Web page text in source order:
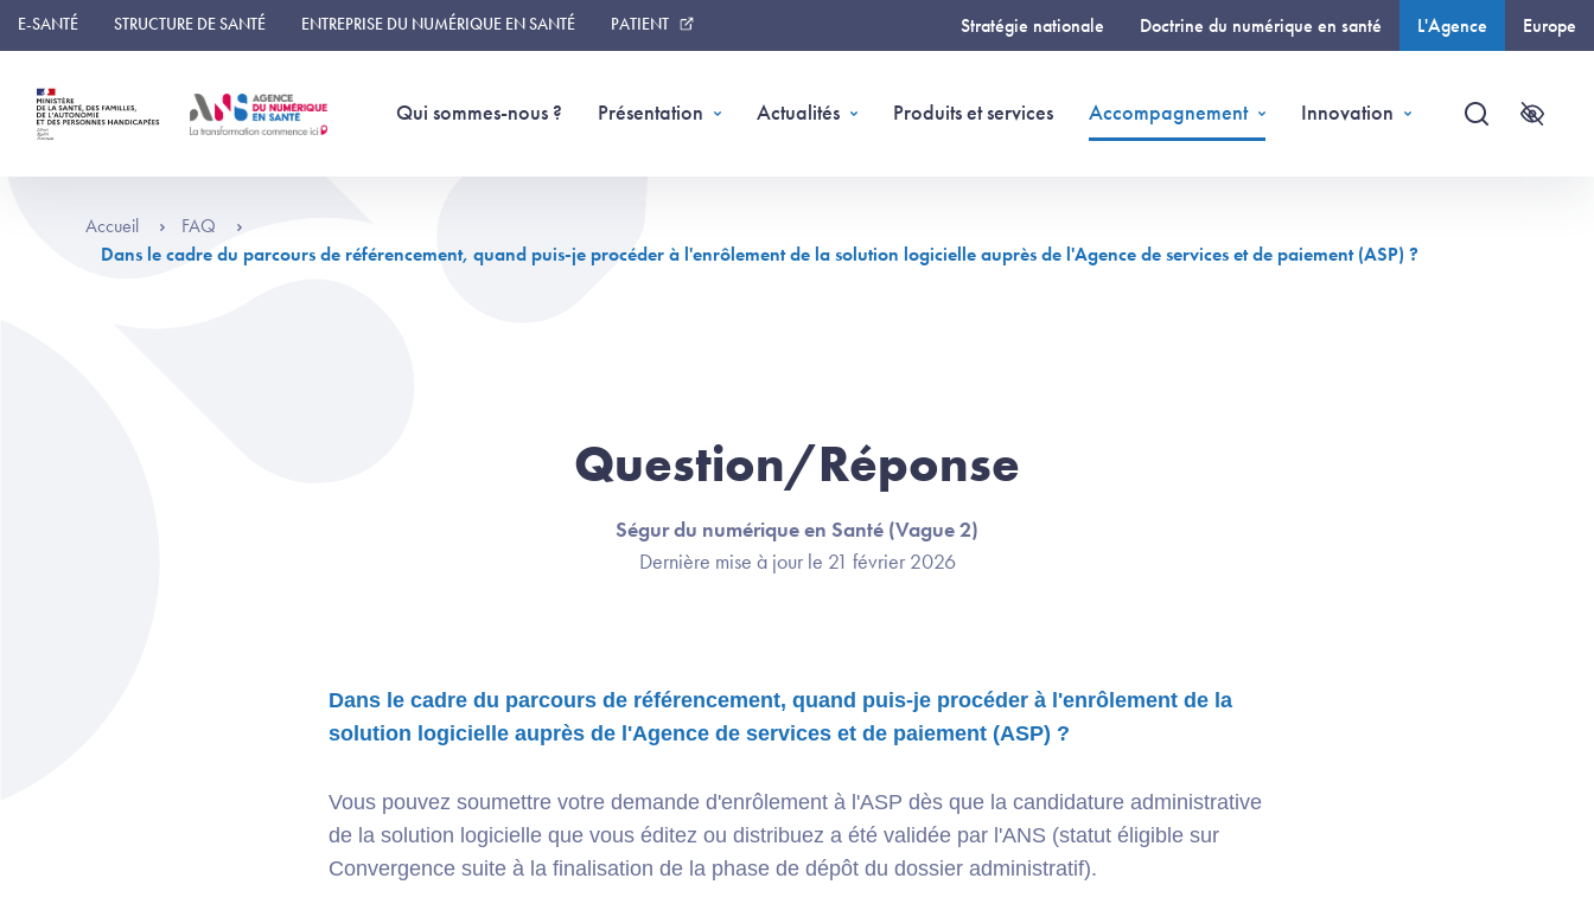
Panneau de gestion des cookies
E-SANTÉ STRUCTURE DE SANTÉ ENTREPRISE DU NUMÉRIQUE EN SANTÉ PATIENT Stratégie nationale Doctrine du numérique en santé L'Agence Europe
Qui sommes-nous ? Présentation Actualités Produits et services Accompagnement Innovation
Recherche
Accueil
FAQ
Dans le cadre du parcours de référencement, quand puis-je procéder à l'enrôlement de la solution logicielle auprès de l'Agence de services et de paiement (ASP) ?
Question/Réponse
Ségur du numérique en Santé (Vague 2)
Dernière mise à jour le 21 février 2026
Dans le cadre du parcours de référencement, quand puis-je procéder à l'enrôlement de la
solution logicielle auprès de l'Agence de services et de paiement (ASP) ?
Vous pouvez soumettre votre demande d'enrôlement à l'ASP dès que la candidature administrative
de la solution logicielle que vous éditez ou distribuez a été validée par l'ANS (statut éligible sur
Convergence suite à la finalisation de la phase de dépôt du dossier administratif).